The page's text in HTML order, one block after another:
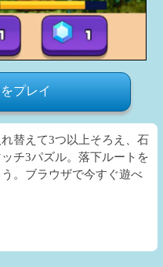
プレイ
替えて3つ以上そろえ、石
チ3パズル。落下ルートを
。ブラウザで今すぐ遊べ